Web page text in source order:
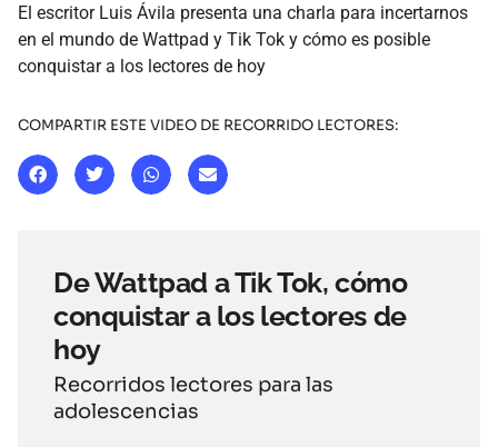
El escritor Luis Ávila presenta una charla para incertarnos
en el mundo de Wattpad y Tik Tok y cómo es posible
conquistar a los lectores de hoy
COMPARTIR ESTE VIDEO DE RECORRIDO LECTORES:
De Wattpad a Tik Tok, cómo
conquistar a los lectores de
hoy
Recorridos lectores para las
adolescencias